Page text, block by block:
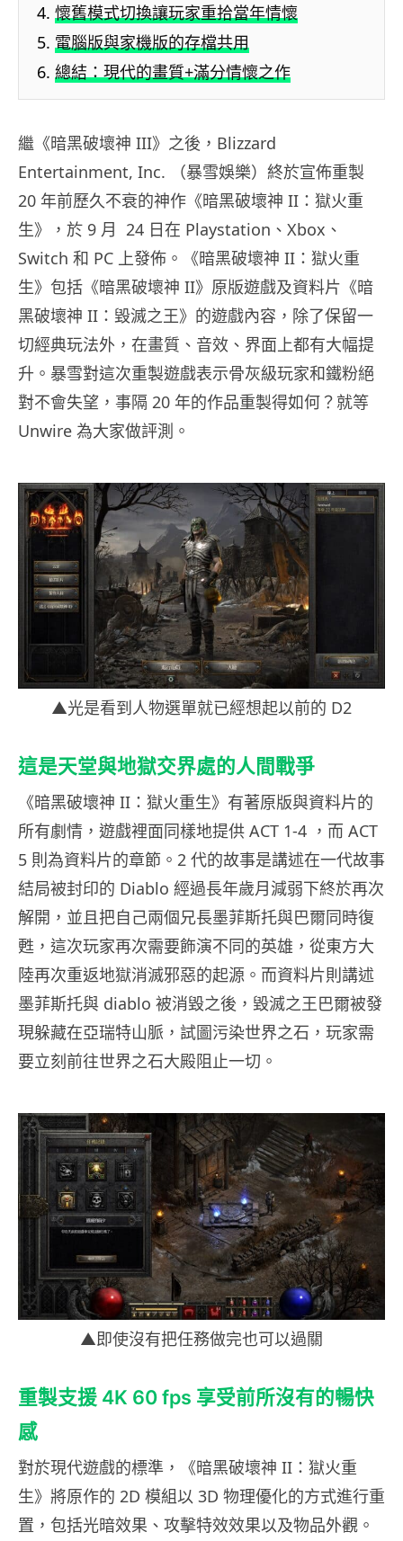
懷舊模式切換讓玩家重拾當年情懷
電腦版與家機版的存檔共用
總結：現代的畫質+滿分情懷之作
繼《暗黑破壞神 III》之後，Blizzard
Entertainment, Inc. （暴雪娛樂）終於宣佈重製
20 年前歷久不衰的神作《暗黑破壞神 II：獄火重
生》，於 9 月 24 日在 Playstation、Xbox、
Switch 和 PC 上發佈。《暗黑破壞神 II：獄火重
生》包括《暗黑破壞神 II》原版遊戲及資料片《暗
黑破壞神 II：毀滅之王》的遊戲內容，除了保留一
切經典玩法外，在畫質、音效、界面上都有大幅提
升。暴雪對這次重製遊戲表示骨灰級玩家和鐵粉絕
對不會失望，事隔 20 年的作品重製得如何？就等
Unwire 為大家做評測。
▲光是看到人物選單就已經想起以前的 D2
這是天堂與地獄交界處的人間戰爭
《暗黑破壞神 II：獄火重生》有著原版與資料片的
所有劇情，遊戲裡面同樣地提供 ACT 1-4 ，而 ACT
5 則為資料片的章節。2 代的故事是講述在一代故事
結局被封印的 Diablo 經過長年歲月減弱下終於再次
解開，並且把自己兩個兄長墨菲斯托與巴爾同時復
甦，這次玩家再次需要飾演不同的英雄，從東方大
陸再次重返地獄消滅邪惡的起源。而資料片則講述
墨菲斯托與 diablo 被消毀之後，毀滅之王巴爾被發
現躲藏在亞瑞特山脈，試圖污染世界之石，玩家需
要立刻前往世界之石大殿阻止一切。
▲即使沒有把任務做完也可以過關
重製支援 4K 60 fps 享受前所沒有的暢快
感
對於現代遊戲的標準，《暗黑破壞神 II：獄火重
生》將原作的 2D 模組以 3D 物理優化的方式進行重
置，包括光暗效果、攻擊特效效果以及物品外觀。